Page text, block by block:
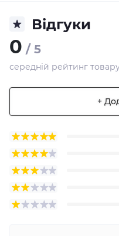
Відгуки
0 / 5
середній рейтинг
+